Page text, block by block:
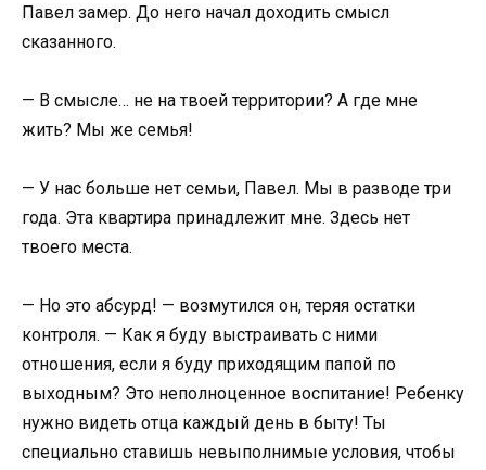
Павел замер. До него начал доходить смысл
сказанного.
— В смысле… не на твоей территории? А где мне
жить? Мы же семья!
— У нас больше нет семьи, Павел. Мы в разводе три
года. Эта квартира принадлежит мне. Здесь нет
твоего места.
— Но это абсурд! — возмутился он, теряя остатки
контроля. — Как я буду выстраивать с ними
отношения, если я буду приходящим папой по
выходным? Это неполноценное воспитание! Ребенку
нужно видеть отца каждый день в быту! Ты
специально ставишь невыполнимые условия, чтобы